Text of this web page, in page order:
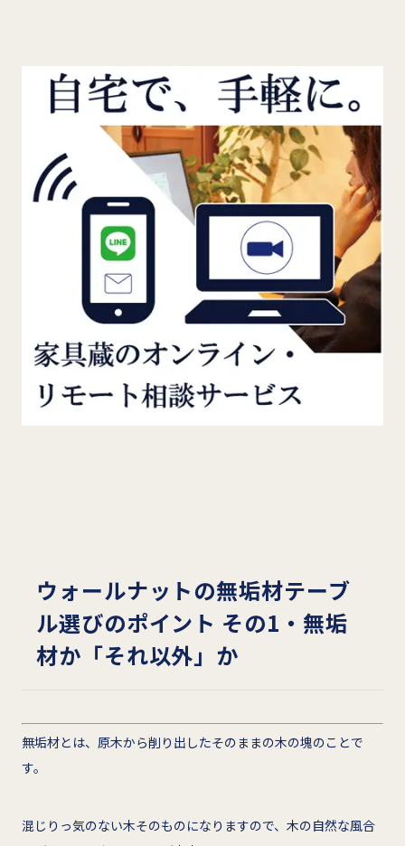
ウォールナットの無垢材テーブ
ル選びのポイント その1・無垢
材か「それ以外」か
無垢材とは、原木から削り出したそのままの木の塊のことで
す。
混じりっ気のない木そのものになりますので、木の自然な風合